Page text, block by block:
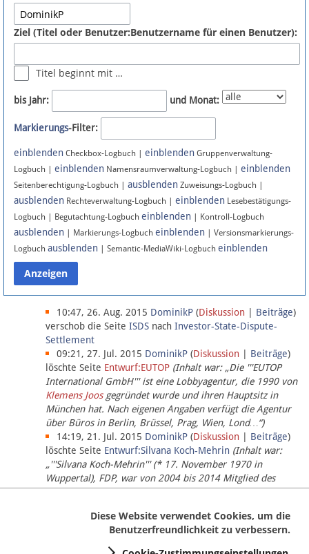
Fehler melden
Newsletter
Bluesky
Facebook
Instagram
Anmelden
Datenschutz
Über Lobbypedia
Impressum
Ziel (Titel oder Benutzer:Benutzername für einen Benutzer):
Titel beginnt mit …
bis Jahr: und Monat:
Markierungs-Filter:
einblenden Checkbox-Logbuch | einblenden Gruppenverwaltung-
Logbuch | einblenden Namensraumverwaltung-Logbuch | einblenden
Seitenberechtigung-Logbuch | ausblenden Zuweisungs-Logbuch |
ausblenden Rechteverwaltung-Logbuch | einblenden Lesebestätigungs-
Logbuch | Begutachtung-Logbuch einblenden | Kontroll-Logbuch
ausblenden | Markierungs-Logbuch einblenden | Versionsmarkierungs-
Logbuch ausblenden | Semantic-MediaWiki-Logbuch einblenden
10:47, 26. Aug. 2015 DominikP (Diskussion Beiträge)
verschob die Seite ISDS nach Investor-State-Dispute-
Settlement
09:21, 27. Jul. 2015 DominikP (Diskussion Beiträge)
löschte Seite Entwurf:EUTOP (Inhalt war: „Die '''EUTOP
International GmbH''' ist eine Lobbyagentur, die 1990 von
Klemens Joosgegründet wurde und ihren Hauptsitz in
München hat. Nach eigenen Angaben verfügt die Agentur
über Büros in Berlin, Brüssel, Prag, Wien, Lond…“)
14:19, 21. Jul. 2015 DominikP (Diskussion Beiträge)
löschte Seite Entwurf:Silvana Koch-Mehrin (Inhalt war:
„'''Silvana Koch-Mehrin''' (* 17. November 1970 in
Wuppertal), FDP, war von 2004 bis 2014 Mitglied des
Europäischen Parlaments, seit November 2014 ist sie für
Diese Website verwendet Cookies, um die
Benutzerfreundlichkeit zu verbessern.